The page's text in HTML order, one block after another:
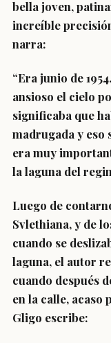
bella joven,
increíble
narra:
“Era junio de
ansioso el cielo
significaba que
madrugada y eso
era muy
la laguna del
Luego de
Svlethiana, y de
cuando se
laguna, el autor
cuando después
en la calle,
Gligo escribe: